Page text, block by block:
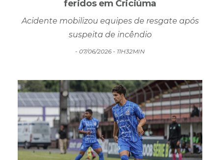
suspeita de incêndio
- 07/06/2026 - 11H32MIN